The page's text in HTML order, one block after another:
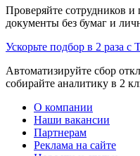
Проверяйте сотрудников
документы без бумаг и
Ускорьте подбор в 2 раза с
Автоматизируйте сбор
собирайте аналитику в 2
О компании
Наши вакансии
Партнерам
Реклама на сайте